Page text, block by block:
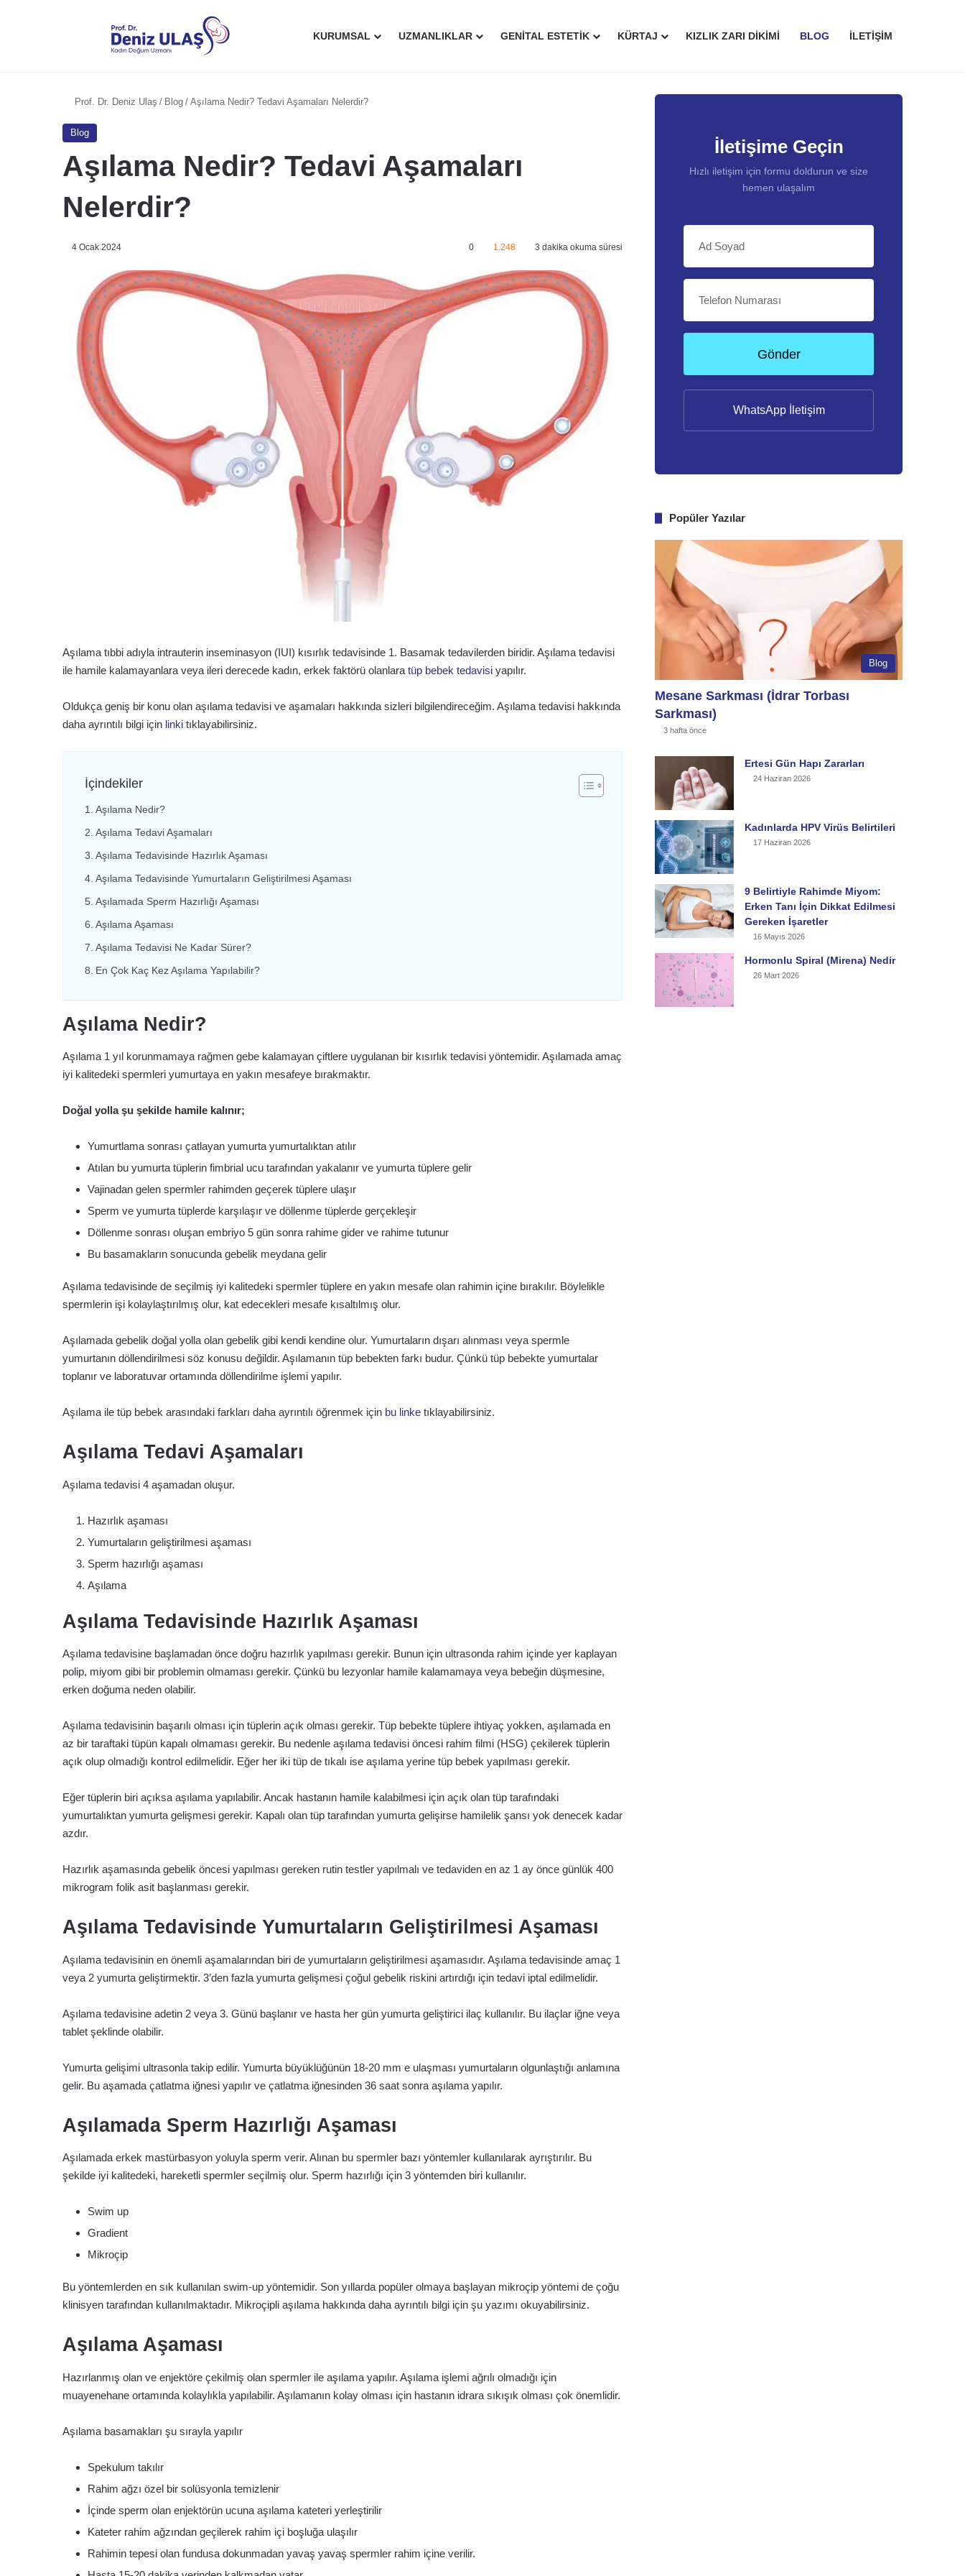
KURUMSAL UZMANLIKLAR GENITAL ESTETIK KÜRTAJ KIZLIK ZARI DIKIMI BLOG İLETIŞIM
Prof. Dr. Deniz Ulaş / Blog / Aşılama Nedir? Tedavi Aşamaları Nelerdir?
Blog
Aşılama Nedir? Tedavi Aşamaları
Nelerdir?
4 Ocak 2024 0 1.248 3 dakika okuma süresi
Aşılama tıbbi adıyla intrauterin inseminasyon (IUI) kısırlık tedavisinde 1. Basamak tedavilerden biridir. Aşılama tedavisi
ile hamile kalamayanlara veya ileri derecede kadın, erkek faktörü olanlara tüp bebek tedavisi yapılır.
Oldukça geniş bir konu olan aşılama tedavisi ve aşamaları hakkında sizleri bilgilendireceğim. Aşılama tedavisi hakkında
daha ayrıntılı bilgi için linki tıklayabilirsiniz.
İçindekiler
Aşılama Nedir?
Aşılama Tedavi Aşamaları
Aşılama Tedavisinde Hazırlık Aşaması
Aşılama Tedavisinde Yumurtaların Geliştirilmesi Aşaması
Aşılamada Sperm Hazırlığı Aşaması
Aşılama Aşaması
Aşılama Tedavisi Ne Kadar Sürer?
En Çok Kaç Kez Aşılama Yapılabilir?
Aşılama Nedir?
Aşılama 1 yıl korunmamaya rağmen gebe kalamayan çiftlere uygulanan bir kısırlık tedavisi yöntemidir. Aşılamada amaç
iyi kalitedeki spermleri yumurtaya en yakın mesafeye bırakmaktır.
Doğal yolla şu şekilde hamile kalınır;
Yumurtlama sonrası çatlayan yumurta yumurtalıktan atılır
Atılan bu yumurta tüplerin fimbrial ucu tarafından yakalanır ve yumurta tüplere gelir
Vajinadan gelen spermler rahimden geçerek tüplere ulaşır
Sperm ve yumurta tüplerde karşılaşır ve döllenme tüplerde gerçekleşir
Döllenme sonrası oluşan embriyo 5 gün sonra rahime gider ve rahime tutunur
Bu basamakların sonucunda gebelik meydana gelir
Aşılama tedavisinde de seçilmiş iyi kalitedeki spermler tüplere en yakın mesafe olan rahimin içine bırakılır. Böylelikle
spermlerin işi kolaylaştırılmış olur, kat edecekleri mesafe kısaltılmış olur.
Aşılamada gebelik doğal yolla olan gebelik gibi kendi kendine olur. Yumurtaların dışarı alınması veya spermle
yumurtanın döllendirilmesi söz konusu değildir. Aşılamanın tüp bebekten farkı budur. Çünkü tüp bebekte yumurtalar
toplanır ve laboratuvar ortamında döllendirilme işlemi yapılır.
Aşılama ile tüp bebek arasındaki farkları daha ayrıntılı öğrenmek için bu linke tıklayabilirsiniz.
Aşılama Tedavi Aşamaları
Aşılama tedavisi 4 aşamadan oluşur.
Hazırlık aşaması
Yumurtaların geliştirilmesi aşaması
Sperm hazırlığı aşaması
Aşılama
Aşılama Tedavisinde Hazırlık Aşaması
Aşılama tedavisine başlamadan önce doğru hazırlık yapılması gerekir. Bunun için ultrasonda rahim içinde yer kaplayan
polip, miyom gibi bir problemin olmaması gerekir. Çünkü bu lezyonlar hamile kalamamaya veya bebeğin düşmesine,
erken doğuma neden olabilir.
Aşılama tedavisinin başarılı olması için tüplerin açık olması gerekir. Tüp bebekte tüplere ihtiyaç yokken, aşılamada en
az bir taraftaki tüpün kapalı olmaması gerekir. Bu nedenle aşılama tedavisi öncesi rahim filmi (HSG) çekilerek tüplerin
açık olup olmadığı kontrol edilmelidir. Eğer her iki tüp de tıkalı ise aşılama yerine tüp bebek yapılması gerekir.
Eğer tüplerin biri açıksa aşılama yapılabilir. Ancak hastanın hamile kalabilmesi için açık olan tüp tarafındaki
yumurtalıktan yumurta gelişmesi gerekir. Kapalı olan tüp tarafından yumurta gelişirse hamilelik şansı yok denecek kadar
azdır.
Hazırlık aşamasında gebelik öncesi yapılması gereken rutin testler yapılmalı ve tedaviden en az 1 ay önce günlük 400
mikrogram folik asit başlanması gerekir.
Aşılama Tedavisinde Yumurtaların Geliştirilmesi Aşaması
Aşılama tedavisinin en önemli aşamalarından biri de yumurtaların geliştirilmesi aşamasıdır. Aşılama tedavisinde amaç 1
veya 2 yumurta geliştirmektir. 3’den fazla yumurta gelişmesi çoğul gebelik riskini artırdığı için tedavi iptal edilmelidir.
Aşılama tedavisine adetin 2 veya 3. Günü başlanır ve hasta her gün yumurta geliştirici ilaç kullanılır. Bu ilaçlar iğne veya
tablet şeklinde olabilir.
Yumurta gelişimi ultrasonla takip edilir. Yumurta büyüklüğünün 18-20 mm e ulaşması yumurtaların olgunlaştığı anlamına
gelir. Bu aşamada çatlatma iğnesi yapılır ve çatlatma iğnesinden 36 saat sonra aşılama yapılır.
Aşılamada Sperm Hazırlığı Aşaması
Aşılamada erkek mastürbasyon yoluyla sperm verir. Alınan bu spermler bazı yöntemler kullanılarak ayrıştırılır. Bu
şekilde iyi kalitedeki, hareketli spermler seçilmiş olur. Sperm hazırlığı için 3 yöntemden biri kullanılır.
Swim up
Gradient
Mikroçip
Bu yöntemlerden en sık kullanılan swim-up yöntemidir. Son yıllarda popüler olmaya başlayan mikroçip yöntemi de çoğu
klinisyen tarafından kullanılmaktadır. Mikroçipli aşılama hakkında daha ayrıntılı bilgi için şu yazımı okuyabilirsiniz.
Aşılama Aşaması
Hazırlanmış olan ve enjektöre çekilmiş olan spermler ile aşılama yapılır. Aşılama işlemi ağrılı olmadığı için
muayenehane ortamında kolaylıkla yapılabilir. Aşılamanın kolay olması için hastanın idrara sıkışık olması çok önemlidir.
Aşılama basamakları şu sırayla yapılır
Spekulum takılır
Rahim ağzı özel bir solüsyonla temizlenir
İçinde sperm olan enjektörün ucuna aşılama kateteri yerleştirilir
Kateter rahim ağzından geçilerek rahim içi boşluğa ulaşılır
Rahimin tepesi olan fundusa dokunmadan yavaş yavaş spermler rahim içine verilir.
İletişime Geçin
Hızlı iletişim için formu doldurun ve size
hemen ulaşalım
Gönder
WhatsApp İletişim
Popüler Yazılar
Blog
Mesane Sarkması (İdrar Torbası
Sarkması)
3 hafta önce
Ertesi Gün Hapı Zararları
24 Haziran 2026
Kadınlarda HPV Virüs Belirtileri
17 Haziran 2026
9 Belirtiyle Rahimde Miyom:
Erken Tanı İçin Dikkat Edilmesi
Gereken İşaretler
16 Mayıs 2026
Hormonlu Spiral (Mirena) Nedir
26 Mart 2026